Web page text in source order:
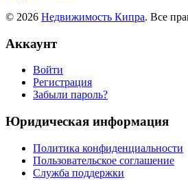
© 2026 Недвижимость Кипра. Все
Аккаунт
Войти
Регистрация
Забыли пароль?
Юридическая информация
Политика конфиденциальности
Пользовательское соглашение
Служба поддержки